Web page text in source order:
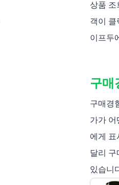
상품 조
객이 클
이프두
구매
구매경
가가 어
에게 표
달리 구
있습니